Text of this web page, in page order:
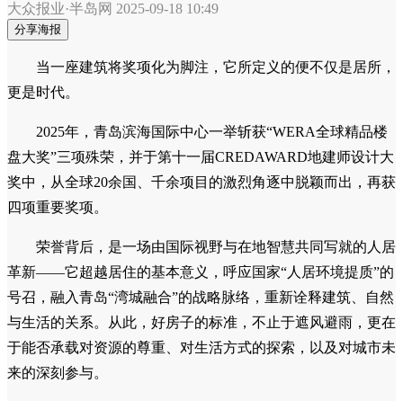
大众报业·半岛网 2025-09-18 10:49
分享海报
当一座建筑将奖项化为脚注，它所定义的便不仅是居所，
更是时代。
2025年，青岛滨海国际中心一举斩获“WERA全球精品楼
盘大奖”三项殊荣，并于第十一届CREDAWARD地建师设计大
奖中，从全球20余国、千余项目的激烈角逐中脱颖而出，再获
四项重要奖项。
荣誉背后，是一场由国际视野与在地智慧共同写就的人居
革新——它超越居住的基本意义，呼应国家“人居环境提质”的
号召，融入青岛“湾城融合”的战略脉络，重新诠释建筑、自然
与生活的关系。从此，好房子的标准，不止于遮风避雨，更在
于能否承载对资源的尊重、对生活方式的探索，以及对城市未
来的深刻参与。